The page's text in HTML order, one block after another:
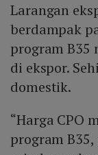
Larangan
berdampak
program B35
di ekspor.
domestik.
“Harga CPO
program